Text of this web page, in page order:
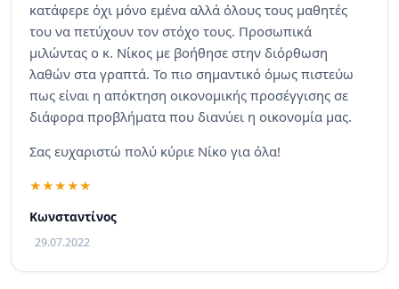
κατάφερε όχι μόνο εμένα αλλά όλους τους μαθητές
του να πετύχουν τον στόχο τους. Προσωπικά
μιλώντας ο κ. Νίκος με βοήθησε στην διόρθωση
λαθών στα γραπτά. Το πιο σημαντικό όμως πιστεύω
πως είναι η απόκτηση οικονομικής προσέγγισης σε
διάφορα προβλήματα που διανύει η οικονομία μας.
Σας ευχαριστώ πολύ κύριε Νίκο για όλα!
Κωνσταντίνος
29.07.2022